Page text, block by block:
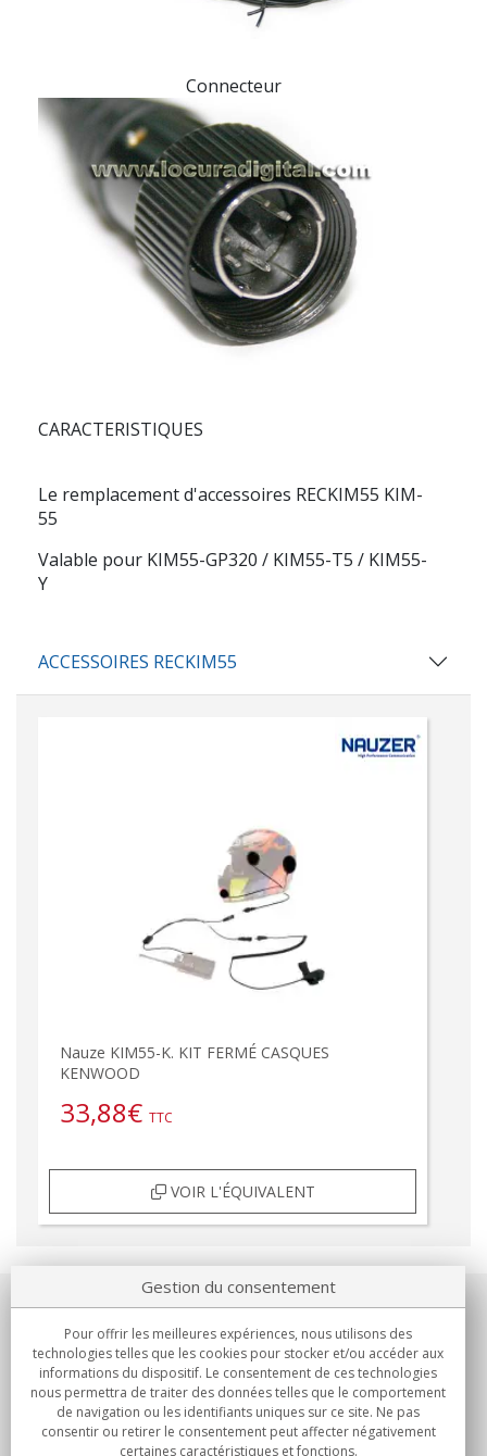
Connecteur
CARACTERISTIQUES
Le remplacement d'accessoires RECKIM55 KIM-
55
Valable pour KIM55-GP320 / KIM55-T5 / KIM55-
Y
ACCESSOIRES RECKIM55
Nauze KIM55-K. KIT FERMÉ CASQUES
KENWOOD
33,88€ TTC
VOIR L'ÉQUIVALENT
Notre société
Engagements
Achats
Gestion du consentement
Pour offrir les meilleures expériences, nous utilisons des
technologies telles que les cookies pour stocker et/ou accéder aux
informations du dispositif. Le consentement de ces technologies
nous permettra de traiter des données telles que le comportement
de navigation ou les identifiants uniques sur ce site. Ne pas
consentir ou retirer le consentement peut affecter négativement
certaines caractéristiques et fonctions.